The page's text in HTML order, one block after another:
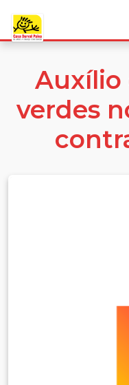
Auxílio
verdes